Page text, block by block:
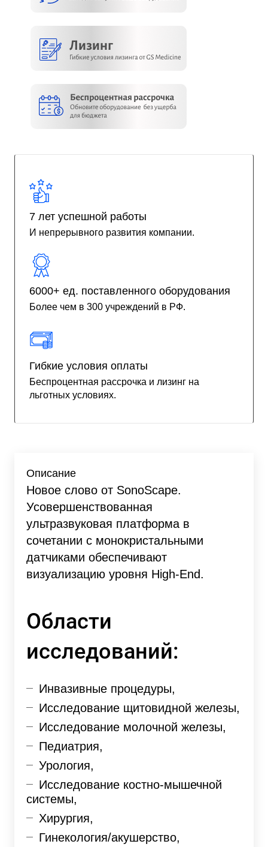
7 лет успешной работы
И непрерывного развития компании.
6000+ ед. поставленного оборудования
Более чем в 300 учреждений в РФ.
Гибкие условия оплаты
Беспроцентная рассрочка и лизинг на
льготных условиях.
Описание
Новое слово от SonoScape.
Усовершенствованная
ультразвуковая платформа в
сочетании с монокристальными
датчиками обеспечивают
визуализацию уровня High-End.
Области
исследований:
Инвазивные процедуры,
Исследование щитовидной железы,
Исследование молочной железы,
Педиатрия,
Урология,
Исследование костно-мышечной
системы,
Хирургия,
Гинекология/акушерство,